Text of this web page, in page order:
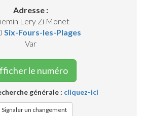
Adresse :
Lery Zi Monet
Six-Fours-les-Plages
Var
le numéro
générale : cliquez-ici
Signaler un changement